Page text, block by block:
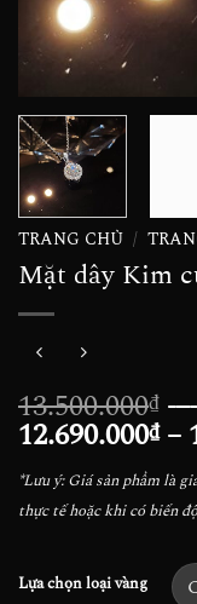
TRANG CHỦ /
Mặt dây Kim
13.500.000₫ –
12.690.000₫ –
*Lưu ý: Giá sản phẩm là
thực tế hoặc khi có biến
Lựa chọn loại vàng